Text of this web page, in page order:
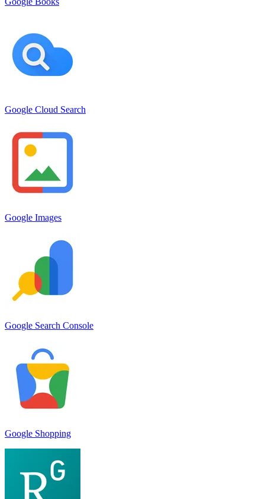
Google Cloud Search
Google Images
Google Search Console
Google Shopping